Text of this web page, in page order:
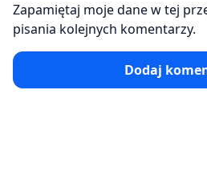
Zapamiętaj moje dane w tej
pisania kolejnych komentarzy.
Dodaj